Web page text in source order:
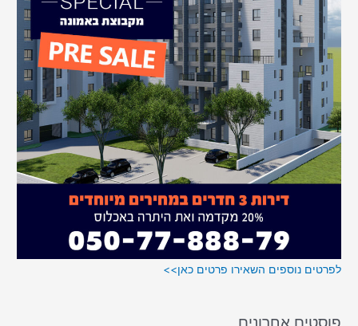
r
:
לפרטים נוספים השאירו פרטים כאן>>
פוסטים אחרונים